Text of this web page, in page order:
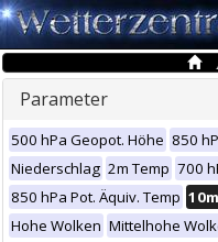
Parameter
500 hPa Geopot. Höhe 850
Niederschlag 2m Temp 700
850 hPa Pot. Äquiv. Temp
Hohe Wolken Mittelhohe